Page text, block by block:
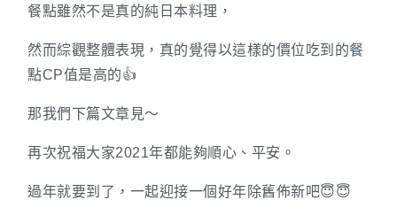
餐點雖然不是真的純日本料理，
然而綜觀整體表現，真的覺得以這樣的價位吃到的餐
點CP值是高的👍
那我們下篇文章見～
再次祝福大家2021年都能夠順心、平安。
過年就要到了，一起迎接一個好年除舊佈新吧😇😇